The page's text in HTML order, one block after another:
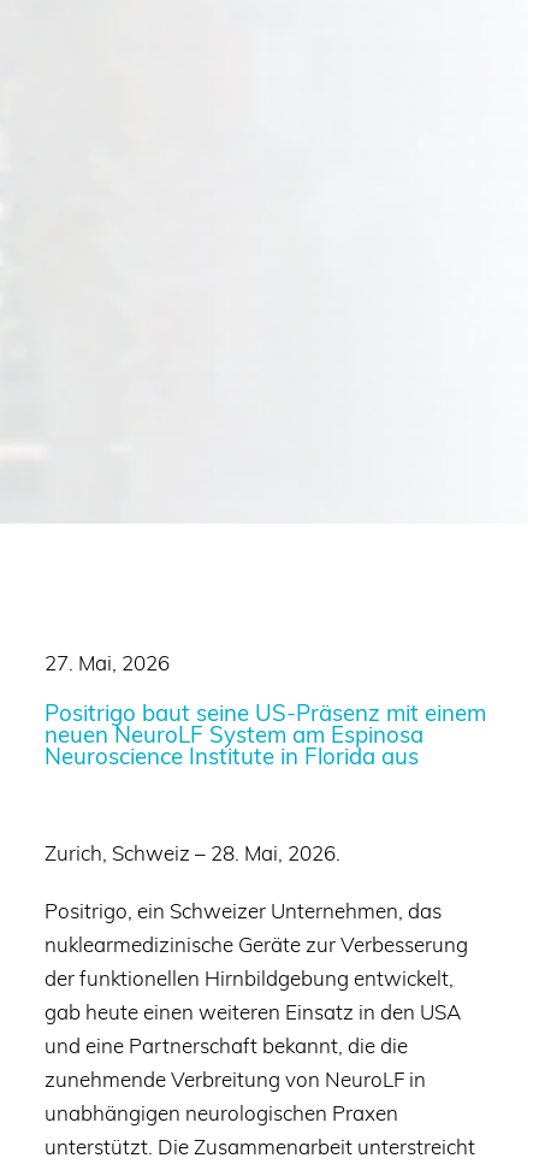
27. Mai, 2026
Positrigo baut seine US-Präsenz mit einem
neuen NeuroLF System am Espinosa
Neuroscience Institute in Florida aus
Zurich, Schweiz – 28. Mai, 2026.
Positrigo, ein Schweizer Unternehmen, das
nuklearmedizinische Geräte zur Verbesserung
der funktionellen Hirnbildgebung entwickelt,
gab heute einen weiteren Einsatz in den USA
und eine Partnerschaft bekannt, die die
zunehmende Verbreitung von NeuroLF in
unabhängigen neurologischen Praxen
unterstützt. Die Zusammenarbeit unterstreicht